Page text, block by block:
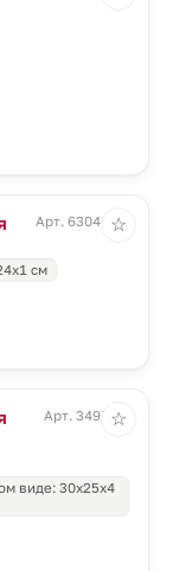
Арт. 63046.30
см
☆
Арт. 3497.30
виде: 30х25х4
☆